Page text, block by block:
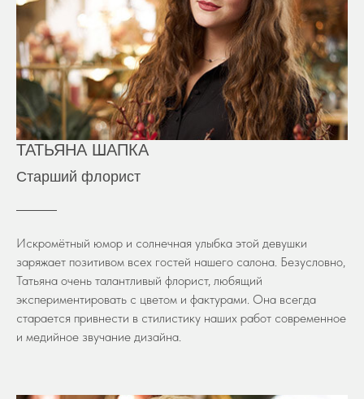
ТАТЬЯНА ШАПКА
Старший флорист
Искромётный юмор и солнечная улыбка этой девушки
заряжает позитивом всех гостей нашего салона. Безусловно,
Татьяна очень талантливый флорист, любящий
экспериментировать с цветом и фактурами. Она всегда
старается привнести в стилистику наших работ современное
и медийное звучание дизайна.